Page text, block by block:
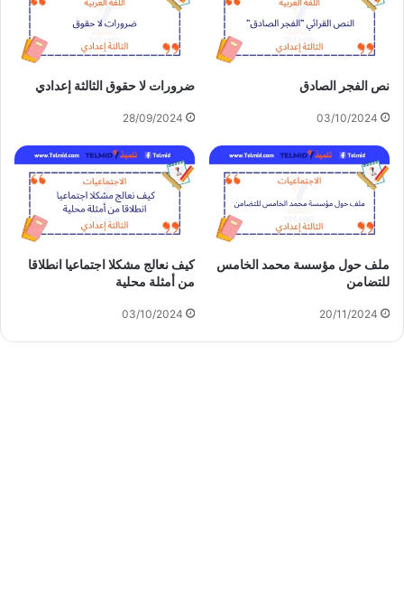
نص الفجر الصادق
03/10/2024
ضرورات لا حقوق الثالثة إعدادي
28/09/2024
ملف حول مؤسسة محمد الخامس
للتضامن
20/11/2024
كيف نعالج مشكلا اجتماعيا انطلاقا
من أمثلة محلية
03/10/2024